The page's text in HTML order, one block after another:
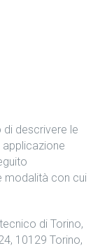
di descrivere le
modalità con cui
di Torino,
10129 Torino,